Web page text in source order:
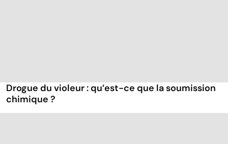
Drogue du violeur : qu’est-ce que la soumission
chimique ?